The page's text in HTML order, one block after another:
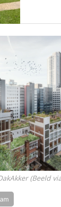
(Beeld